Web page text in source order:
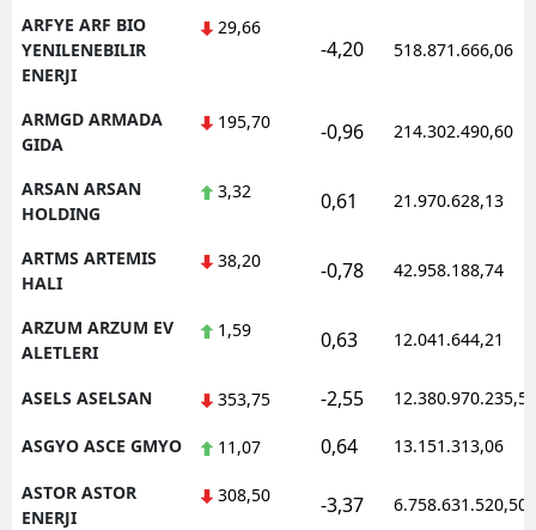
ARFYE ARF BIO
YENILENEBILIR
ENERJI
29,66
-4,20 518.871.666,06
ARMGD ARMADA
GIDA
195,70 -0,96 214.302.490,60
ARSAN ARSAN
HOLDING
3,32 0,61 21.970.628,13
ARTMS ARTEMIS
HALI
38,20 -0,78 42.958.188,74
ARZUM ARZUM EV
ALETLERI
1,59 0,63 12.041.644,21
ASELS ASELSAN 353,75 -2,55 12.380.970.235,50
ASGYO ASCE GMYO 11,07 0,64 13.151.313,06
ASTOR ASTOR
ENERJI
308,50 -3,37 6.758.631.520,50